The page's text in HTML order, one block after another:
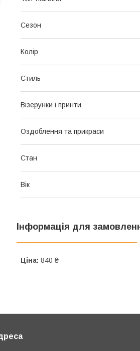
Сезон
Колір
Стиль
Візерунки і принти
Оздоблення та прикраси
Стан
Вік
Інформація для
Ціна: 840 ₴